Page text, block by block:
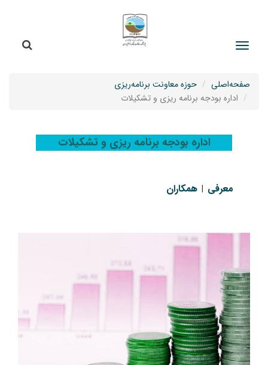
صفحه‌اصلی
حوزه معاونت برنامه‌ریزی
اداره بودجه برنامه ریزی و تشکیلات
اداره بودجه برنامه ریزی و تشکیلات
معرفی | همکاران